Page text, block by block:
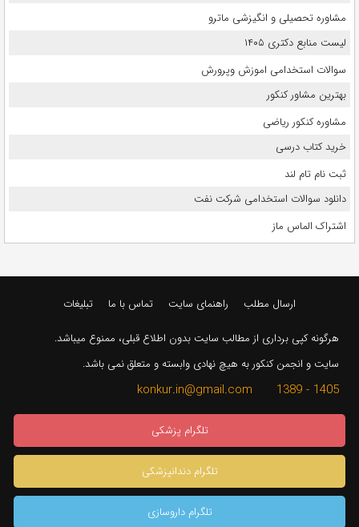
مشاوره تحصیلی و انگیزشی ماترو
لیست منابع دکتری ۱۴۰۵
سوالات استخدامی اموزش وپرورش
بهترین مشاور کنکور
مشاوره کنکور ریاضی
خرید کتاب درسی
ثبت نام تام لند
دانلود سوالات استخدامی شرکت نفت
اشتراک الماس ماز
ارسال مطلب راهنمای سایت تماس با ما تبلیغات
هرگونه کپی برداری از مطالب سایت بدون اطلاع قبلی، ممنوع میباشد.
سایت و انجمن کنکور به هیچ نهادی وابسته و متعلق نمی باشد.
1405 - 1389 konkur.in@gmail.com
تلگرام پزشکی
تلگرام دندانپزشکی
تلگرام داروسازی